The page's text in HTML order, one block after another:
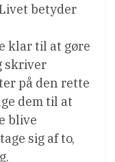
betyder
klar til at gøre
skriver
på den rette
dem til at
blive
sig af to,